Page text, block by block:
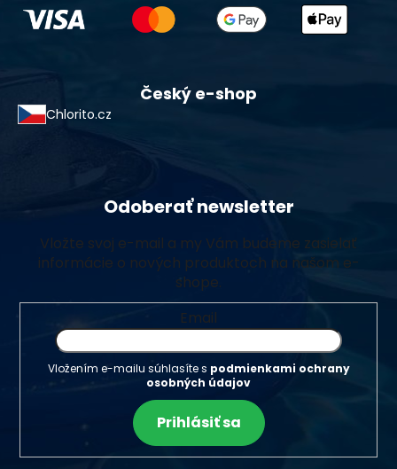
Český e-shop
Chlorito.cz
Odoberať newsletter
Vložte svoj e-mail a my Vám budeme zasielať
informácie o nových produktoch na našom e-
shope.
Email
Vložením e-mailu súhlasíte s podmienkami ochrany
osobných údajov
Prihlásiť sa